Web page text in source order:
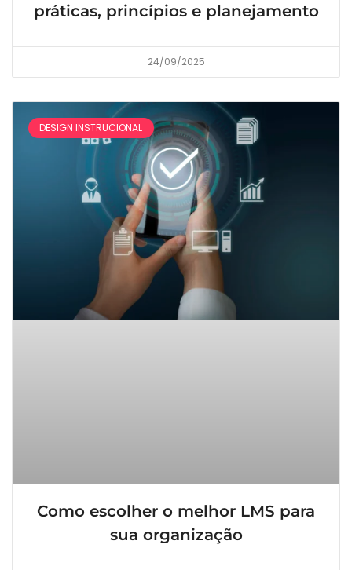
práticas, princípios e planejamento
24/09/2025
DESIGN INSTRUCIONAL
Como escolher o melhor LMS para
sua organização